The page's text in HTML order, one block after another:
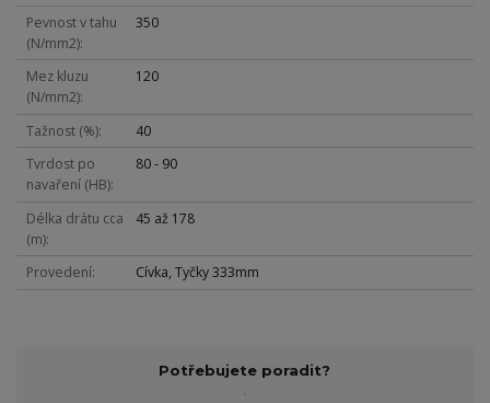
Pevnost v tahu
(N/mm2)
350
Mez kluzu
(N/mm2)
120
Tažnost (%)
40
Tvrdost po
navaření (HB)
80 - 90
Délka drátu cca
(m)
45 až 178
Provedení Cívka, Tyčky 333mm
Potřebujete poradit?